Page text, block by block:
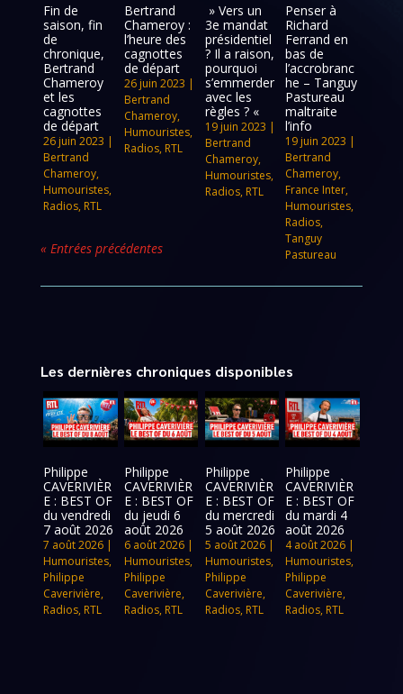
Fin de
saison, fin
de
chronique,
Bertrand
Chameroy
et les
cagnottes
de départ
26 juin 2023 |
Bertrand
Chameroy,
Humouristes,
Radios, RTL
Bertrand
Chameroy :
l’heure des
cagnottes
de départ
26 juin 2023 |
Bertrand
Chameroy,
Humouristes,
Radios, RTL
» Vers un
3e mandat
présidentiel
? Il a raison,
pourquoi
s’emmerder
avec les
règles ? «
19 juin 2023 |
Bertrand
Chameroy,
Humouristes,
Radios, RTL
Penser à
Richard
Ferrand en
bas de
l’accrobranc
he – Tanguy
Pastureau
maltraite
l’info
19 juin 2023 |
Bertrand
Chameroy,
France Inter,
Humouristes,
Radios,
Tanguy
Pastureau
« Entrées précédentes
Les dernières chroniques disponibles
Philippe
CAVERIVIÈR
E : BEST OF
du vendredi
7 août 2026
7 août 2026 |
Humouristes,
Philippe
Caverivière,
Radios, RTL
Philippe
CAVERIVIÈR
E : BEST OF
du jeudi 6
août 2026
6 août 2026|
Humouristes,
Philippe
Caverivière,
Radios, RTL
Philippe
CAVERIVIÈR
E : BEST OF
du mercredi
5 août 2026
5 août 2026|
Humouristes,
Philippe
Caverivière,
Radios, RTL
Philippe
CAVERIVIÈR
E : BEST OF
du mardi 4
août 2026
4 août 2026 |
Humouristes,
Philippe
Caverivière,
Radios, RTL